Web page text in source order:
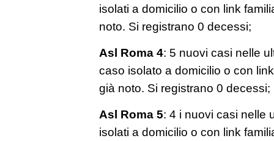
isolati a domicilio o con link
noto. Si registrano 0 decessi;
Asl Roma 4: 5 nuovi casi nelle
caso isolato a domicilio o con
già noto. Si registrano 0 decessi;
Asl Roma 5: 4 i nuovi casi nelle
isolati a domicilio o con link